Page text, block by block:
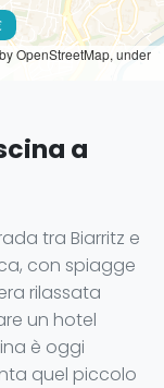
OpenStreetMap, under
a
tra Biarritz e
con spiagge
rilassata
un hotel
è oggi
quel piccolo